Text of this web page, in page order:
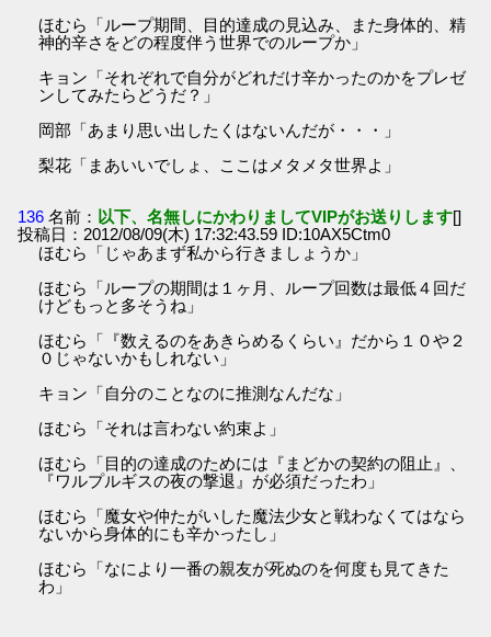
ほむら「ループ期間、目的達成の見込み、また身体的、精
神的辛さをどの程度伴う世界でのループか」
キョン「それぞれで自分がどれだけ辛かったのかをプレゼ
ンしてみたらどうだ？」
岡部「あまり思い出したくはないんだが・・・」
梨花「まあいいでしょ、ここはメタメタ世界よ」
136 名前： 以下、名無しにかわりましてVIPがお送りします[]
投稿日：2012/08/09(木) 17:32:43.59 ID:10AX5Ctm0
ほむら「じゃあまず私から行きましょうか」
ほむら「ループの期間は１ヶ月、ループ回数は最低４回だ
けどもっと多そうね」
ほむら「『数えるのをあきらめるくらい』だから１０や２
０じゃないかもしれない」
キョン「自分のことなのに推測なんだな」
ほむら「それは言わない約束よ」
ほむら「目的の達成のためには『まどかの契約の阻止』、
『ワルプルギスの夜の撃退』が必須だったわ」
ほむら「魔女や仲たがいした魔法少女と戦わなくてはなら
ないから身体的にも辛かったし」
ほむら「なにより一番の親友が死ぬのを何度も見てきた
わ」